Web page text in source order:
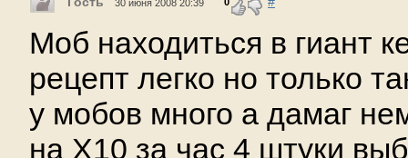
30 июня 2008 20:39
Моб находиться в гиант
рецепт легко но только
у мобов много а дамаг
на Х10 за час 4 штуки